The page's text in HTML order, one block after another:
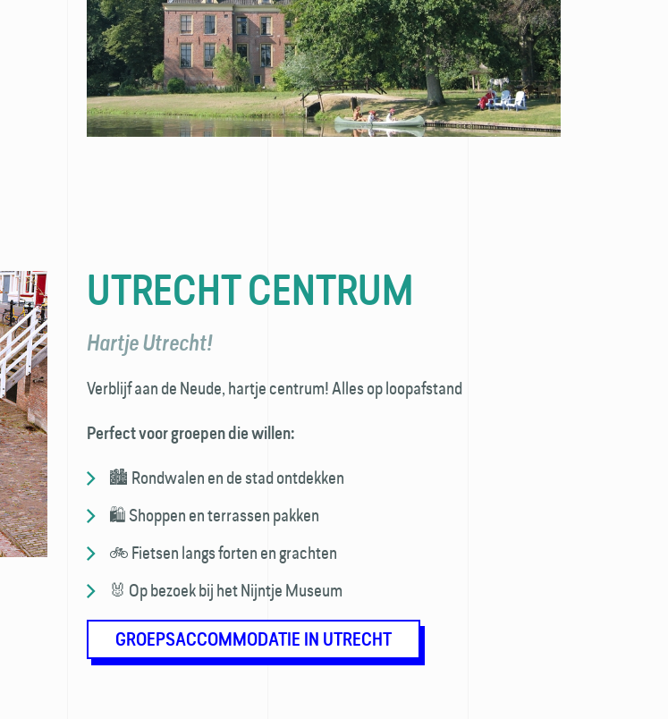
UTRECHT CENTRUM
Hartje Utrecht!
Verblijf aan de Neude, hartje centrum! Alles op loopafstand
Perfect voor groepen die willen:
🏙️ Rondwalen en de stad ontdekken
🛍️ Shoppen en terrassen pakken
🚲 Fietsen langs forten en grachten
🐰 Op bezoek bij het Nijntje Museum
GROEPSACCOMMODATIE IN UTRECHT